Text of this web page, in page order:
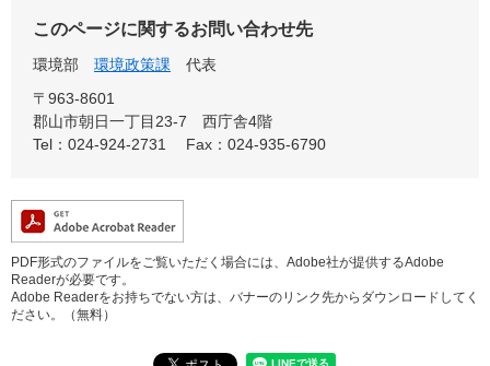
このページに関するお問い合わせ先
環境部 環境政策課
代表
〒963-8601
郡山市朝日一丁目23-7 西庁舎4階
Tel：024-924-2731
Fax：024-935-6790
PDF形式のファイルをご覧いただく場合には、Adobe社が提供するAdobe
Readerが必要です。
Adobe Readerをお持ちでない方は、バナーのリンク先からダウンロードしてく
ださい。（無料）